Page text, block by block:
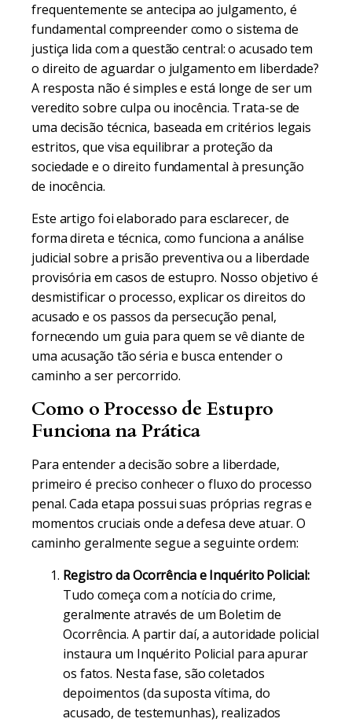
frequentemente se antecipa ao julgamento, é
fundamental compreender como o sistema de
justiça lida com a questão central: o acusado tem
o direito de aguardar o julgamento em liberdade?
A resposta não é simples e está longe de ser um
veredito sobre culpa ou inocência. Trata-se de
uma decisão técnica, baseada em critérios legais
estritos, que visa equilibrar a proteção da
sociedade e o direito fundamental à presunção
de inocência.
Este artigo foi elaborado para esclarecer, de
forma direta e técnica, como funciona a análise
judicial sobre a prisão preventiva ou a liberdade
provisória em casos de estupro. Nosso objetivo é
desmistificar o processo, explicar os direitos do
acusado e os passos da persecução penal,
fornecendo um guia para quem se vê diante de
uma acusação tão séria e busca entender o
caminho a ser percorrido.
Como o Processo de Estupro
Funciona na Prática
Para entender a decisão sobre a liberdade,
primeiro é preciso conhecer o fluxo do processo
penal. Cada etapa possui suas próprias regras e
momentos cruciais onde a defesa deve atuar. O
caminho geralmente segue a seguinte ordem:
Registro da Ocorrência e Inquérito Policial:
Tudo começa com a notícia do crime,
geralmente através de um Boletim de
Ocorrência. A partir daí, a autoridade policial
instaura um Inquérito Policial para apurar
os fatos. Nesta fase, são coletados
depoimentos (da suposta vítima, do
acusado, de testemunhas), realizados